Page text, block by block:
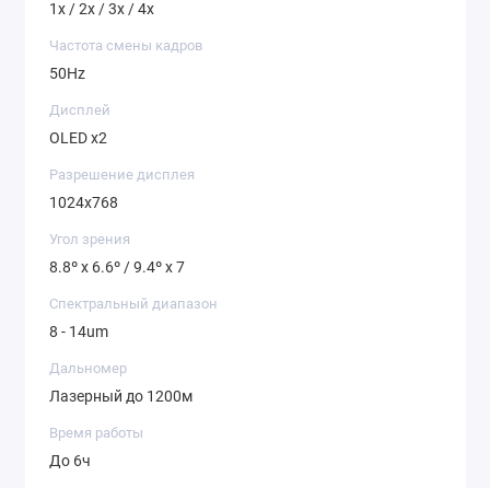
1x / 2x / 3x / 4x
Частота смены кадров
50Hz
Дисплей
OLED x2
Разрешение дисплея
1024x768
Угол зрения
8.8º x 6.6º / 9.4º x 7
Спектральный диапазон
8 - 14um
Дальномер
Лазерный до 1200м
Время работы
До 6ч